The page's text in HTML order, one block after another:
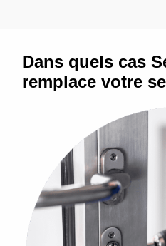
Dans quels cas
remplace votre